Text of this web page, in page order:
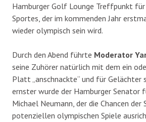
Hamburger Golf Lounge Treffpunkt für
Sportes, der im kommenden Jahr
wieder olympisch sein wird.
Durch den Abend führte Moderator
seine Zuhörer natürlich mit dem ein
Platt „anschnackte“ und für Gelächter
ernster wurde der Hamburger Senator
Michael Neumann, der die Chancen
potenziellen olympischen Spiele